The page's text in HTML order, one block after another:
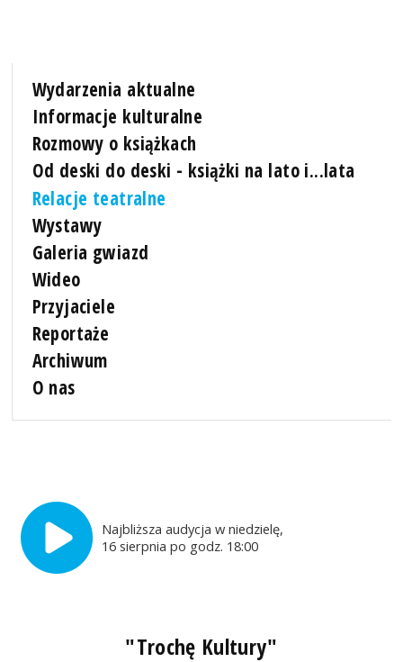
Wydarzenia aktualne
Informacje kulturalne
Rozmowy o książkach
Od deski do deski - książki na lato i...lata
Relacje teatralne
Wystawy
Galeria gwiazd
Wideo
Przyjaciele
Reportaże
Archiwum
O nas
Najbliższa audycja w niedzielę,
16 sierpnia po godz. 18:00
"Trochę Kultury"